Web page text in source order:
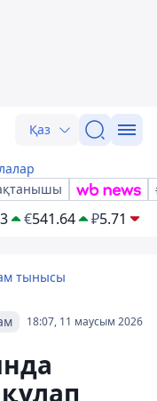
Қаз
€541.64 ₽5.71
тынысы
18:07, 11 маусым 2026